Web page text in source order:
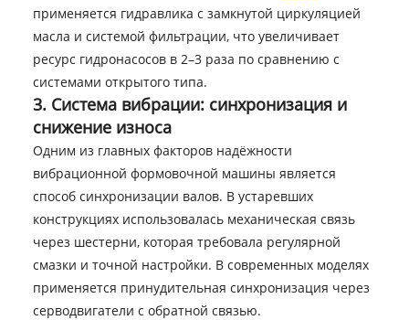
применяется гидравлика с замкнутой циркуляцией
масла и системой фильтрации, что увеличивает
ресурс гидронасосов в 2–3 раза по сравнению с
системами открытого типа.
3. Система вибрации: синхронизация и
снижение износа
Одним из главных факторов надёжности
вибрационной формовочной машины является
способ синхронизации валов. В устаревших
конструкциях использовалась механическая связь
через шестерни, которая требовала регулярной
смазки и точной настройки. В современных моделях
применяется принудительная синхронизация через
серводвигатели с обратной связью.